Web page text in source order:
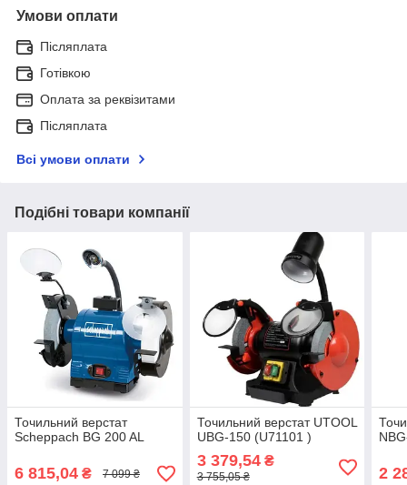
Умови оплати
Післяплата
Готівкою
Оплата за реквізитами
Післяплата
Всі умови оплати
Подібні товари компанії
Точильний верстат
Scheppach BG 200 AL
6 815,04 ₴ 7 099 ₴
Точильний верстат UTOOL
UBG-150 (U71101 )
3 379,54₴
3 755,05 ₴ 2